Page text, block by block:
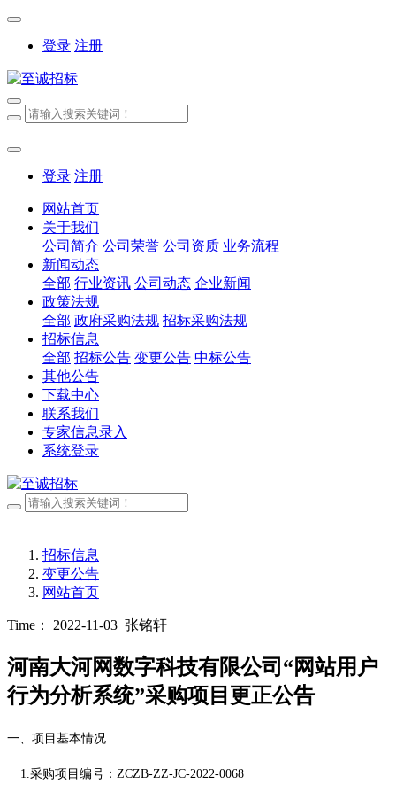
登录 注册
登录 注册
网站首页
关于我们
公司简介 公司荣誉 公司资质 业务流程
新闻动态
全部 行业资讯 公司动态 企业新闻
政策法规
全部 政府采购法规 招标采购法规
招标信息
全部 招标公告 变更公告 中标公告
其他公告
下载中心
联系我们
专家信息录入
系统登录
招标信息
变更公告
网站首页
Time： 2022-11-03 张铭轩
河南大河网数字科技有限公司“网站用户
行为分析系统”采购项目更正公告
一、项目基本情况
1.采购项目编号： ZCZB-ZZ-JC-2022-0068